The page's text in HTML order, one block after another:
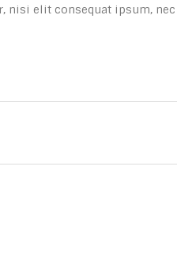
elit consequat ipsum,